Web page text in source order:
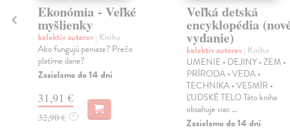
Ekonómia - Veľké
myšlienky
kolektív autorov| Kniha
Ako fungujú peniaze? Prečo
platíme dane?
Zasielame do 14 dní
31,91 €
32,90 € ?
Veľká detská
encyklopédia
vydanie)
kolektív autorov| Kniha
UMENIE • DEJINY • ZEM •
PRÍRODA • VEDA •
TECHNIKA • VESMÍR •
ĽUDSKÉ TELO Táto kniha
obsahuje viac ...
Zasielame do 14 dní